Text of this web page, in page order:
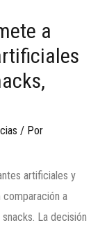
a
/ Por
artificiales y
comparación a
La decisión